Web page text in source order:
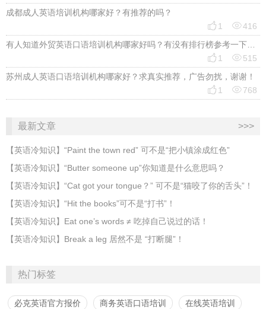
成都成人英语培训机构哪家好？有推荐的吗？
 1 416
有人知道外贸英语口语培训机构哪家好吗？有没有排行榜参考一下？最好说下费用
 1 515
苏州成人英语口语培训机构哪家好？求真实推荐，广告勿扰，谢谢！
 1 768
最新文章 >>>
​【英语冷知识】“Paint the town red” 可不是“把小镇涂成红色”
【英语冷知识】“Butter someone up”你知道是什么意思吗？
​【英语冷知识】“Cat got your tongue？” 可不是“猫咬了你的舌头”！
​【英语冷知识】“Hit the books”可不是“打书”！
【英语冷知识】Eat one’s words ≠ 吃掉自己说过的话！
【英语冷知识】Break a leg 居然不是 “打断腿”！
热门标签
必克英语官方报价 商务英语口语培训 在线英语培训